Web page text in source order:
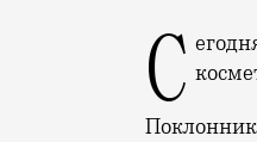
Сегодня в ТЦ «Авиапарк» в 16.00 открылся первый российский филиал сети